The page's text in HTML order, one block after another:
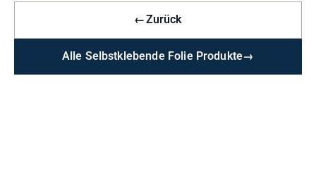
←Zurück
Alle Selbstklebende Folie Produkte→